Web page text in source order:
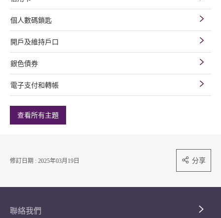
個人數碼鎖匙
開戶及維持戶口
銀色債券
電子支付和轉帳
查看所有主題
修訂日期 : 2025年03月19日 分享
聯絡我們